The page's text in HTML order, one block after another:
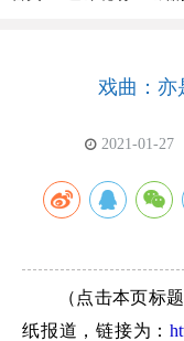
戏曲：亦
2021-01-27
（点击本页标题
纸报道，链接为：